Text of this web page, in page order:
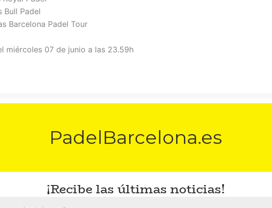
Bull Padel
Barcelona Padel Tour
miércoles 07 de junio a las 23.59h
PadelBarcelona.es
¡Recibe las últimas noticias!